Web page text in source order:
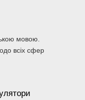
мовою.
всіх сфер